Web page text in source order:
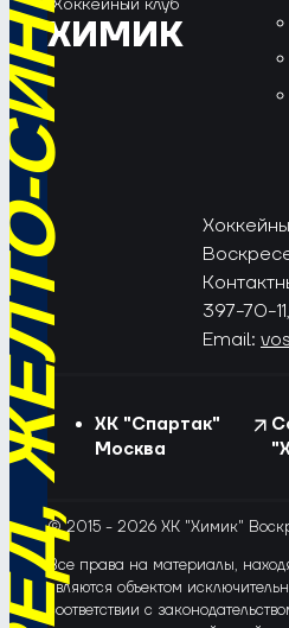
ХИМИК
397-70-
Email:
ХК "Спартак"
Москва
© 2015 - 2026 ХК "Химик"
Все права на материалы,
являются объектом
соответствии с